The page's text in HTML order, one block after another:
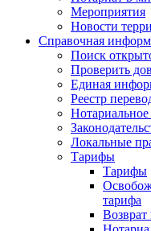
Мероприятия
Новости
Справочная
Поиск
Проверить
Единая
Реестр
Локальные
Тарифы
Тарифы
тарифа
Возврат